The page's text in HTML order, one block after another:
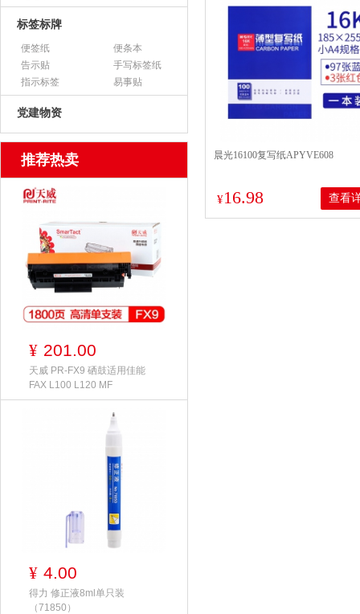
标签标牌
便签纸
便条本
告示贴
手写标签纸
指示标签
易事贴
党建物资
推荐热卖
¥ 201.00
天威 PR-FX9 硒鼓适用佳能
FAX L100 L120 MF
¥ 4.00
得力 修正液8ml单只装
（71850）
晨光16100复写纸APYVE608
¥16.98 查看